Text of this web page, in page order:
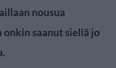
nousua
saanut siellä jo